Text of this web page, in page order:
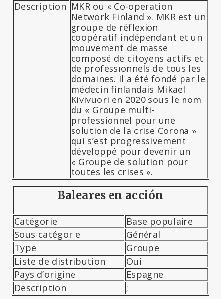
Description MKR ou « Co-operation
Network Finland ». MKR est un
groupe de réflexion
coopératif indépendant et un
mouvement de masse
composé de citoyens actifs et
de professionnels de tous les
domaines. Il a été fondé par le
médecin finlandais Mikael
Kivivuori en 2020 sous le nom
du « Groupe multi-
professionnel pour une
solution de la crise Corona »
qui s’est progressivement
développé pour devenir un
« Groupe de solution pour
toutes les crises ».
Baleares en acción
Catégorie
Base populaire
Sous-catégorie
Général
Type
Groupe
Liste de distribution
Oui
Pays d’origine
Espagne
Description
;